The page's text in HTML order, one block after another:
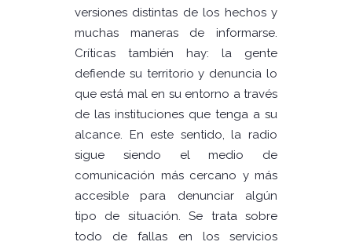
versiones distintas de los hechos y
muchas maneras de informarse.
Críticas también hay: la gente
defiende su territorio y denuncia lo
que está mal en su entorno a través
de las instituciones que tenga a su
alcance. En este sentido, la radio
sigue siendo el medio de
comunicación más cercano y más
accesible para denunciar algún
tipo de situación. Se trata sobre
todo de fallas en los servicios